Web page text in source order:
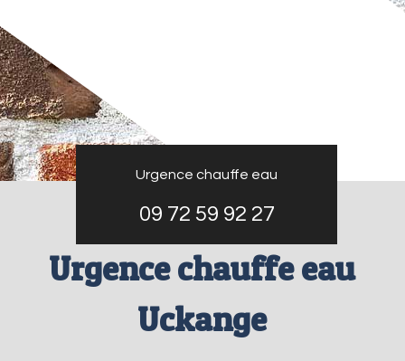
Urgence chauffe eau
09 72 59 92 27
Urgence chauffe eau
Uckange